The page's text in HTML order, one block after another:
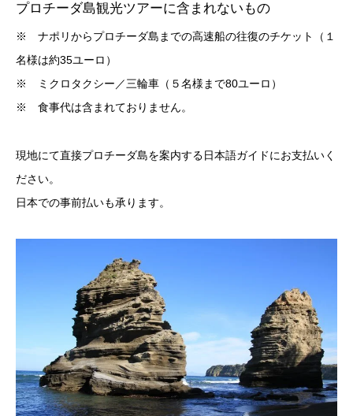
プロチーダ島観光ツアーに含まれないもの
※ ナポリからプロチーダ島までの高速船の往復のチケット（１
名様は約35ユーロ）
※ ミクロタクシー／三輪車（５名様まで80ユーロ）
※ 食事代は含まれておりません。
現地にて直接プロチーダ島を案内する日本語ガイドにお支払いく
ださい。
日本での事前払いも承ります。